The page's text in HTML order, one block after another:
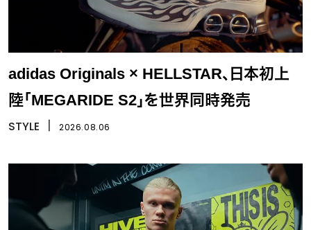
adidas Originals × HELLSTAR、日本初上
陸「MEGARIDE S2」を世界同時発売
STYLE 2026.08.06